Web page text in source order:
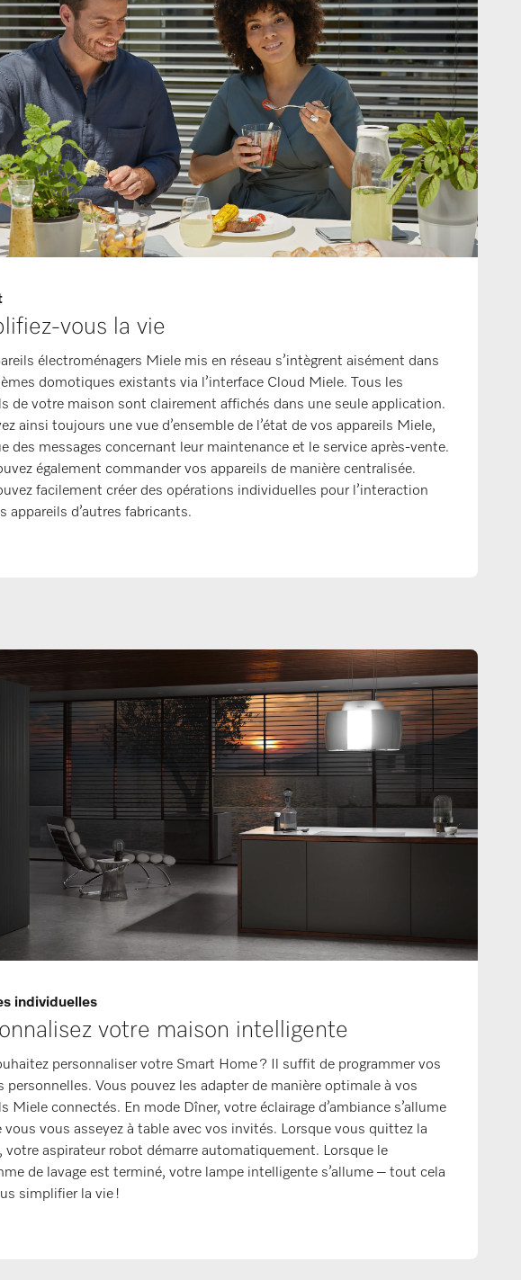
vous la vie
électroménagers Miele mis en réseau s’intègrent aisément dans
domotiques existants via l’interface Cloud Miele. Tous les
de votre maison sont clairement affichés dans une seule application.
ainsi toujours une vue d’ensemble de l’état de vos appareils Miele,
des messages concernant leur maintenance et le service après-vente.
également commander vos appareils de manière centralisée.
facilement créer des opérations individuelles pour l’interaction
appareils d’autres fabricants.
individuelles
votre maison intelligente
personnaliser votre Smart Home ? Il suffit de programmer vos
personnelles. Vous pouvez les adapter de manière optimale à vos
Miele connectés. En mode Dîner, votre éclairage d’ambiance s’allume
vous vous asseyez à table avec vos invités. Lorsque vous quittez la
votre aspirateur robot démarre automatiquement. Lorsque le
de lavage est terminé, votre lampe intelligente s’allume – tout cela
simplifier la vie !